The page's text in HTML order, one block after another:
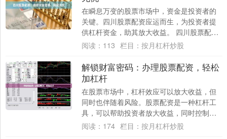
在瞬息万变的股票市场中，资金是投资者的
关键。四川股票配资应运而生，为投资者提
供杠杆资金，助其放大收益。 四川股票配资
平台提供灵活的配资方案，满足不同投资者
阅读： 113 栏目： 按月杠杆炒股
解锁财富密码：办理股票配资，轻松
加杠杆
在股票市场中，杠杆效应可以放大收益，但
同时也伴随着风险。股票配资是一种杠杆工
具，可以帮助投资者放大收益，同时控制风
险。 办理股票配资，投资者可以向配资公司
阅读： 174 栏目： 按月杠杆炒股